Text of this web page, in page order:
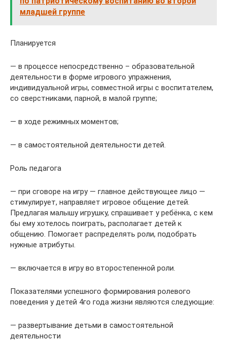
младшей группе
Планируется
— в процессе непосредственно – образовательной
деятельности в форме игрового упражнения,
индивидуальной игры, совместной игры с воспитателем,
со сверстниками, парной, в малой группе;
— в ходе режимных моментов;
— в самостоятельной деятельности детей.
Роль педагога
— при сговоре на игру — главное действующее лицо —
стимулирует, направляет игровое общение детей.
Предлагая малышу игрушку, спрашивает у ребёнка, с кем
бы ему хотелось поиграть, располагает детей к
общению. Помогает распределять роли, подобрать
нужные атрибуты.
— включается в игру во второстепенной роли.
Показателями успешного формирования ролевого
поведения у детей 4го года жизни являются следующие:
— развертывание детьми в самостоятельной
деятельности